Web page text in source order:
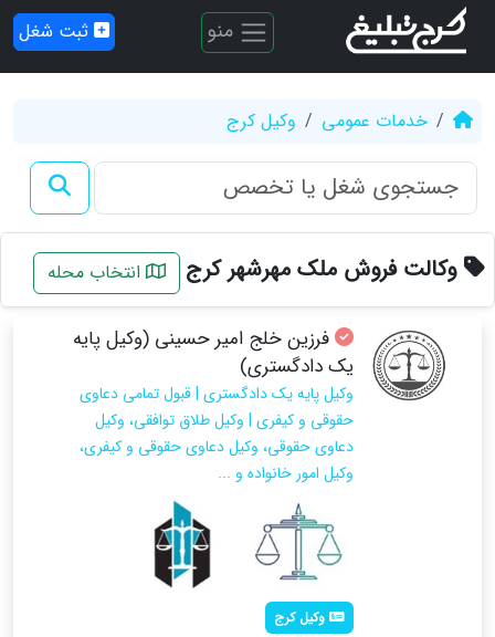
منو ثبت شغل
خدمات عمومی وکیل کرج
وکالت فروش ملک مهرشهر کرج انتخاب محله
فرزین خلج امیر حسینی (وکیل پایه
یک دادگستری)
وکیل پایه یک دادگستری | قبول تمامی دعاوی
حقوقی و کیفری | وکیل طلاق توافقی، وکیل
دعاوی حقوقی، وکیل دعاوی حقوقی و کیفری،
وکیل امور خانواده و ...
وکیل کرج